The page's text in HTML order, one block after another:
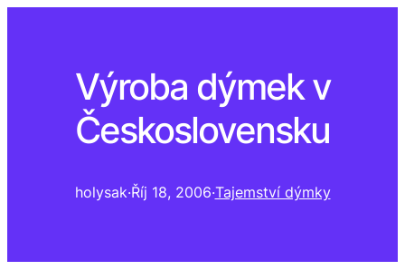
Výroba dýmek v
Československu
holysak·Říj 18, 2006·Tajemství dýmky